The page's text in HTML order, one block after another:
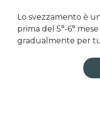
Lo svezzamento è
prima del 5°-6°
gradualmente per